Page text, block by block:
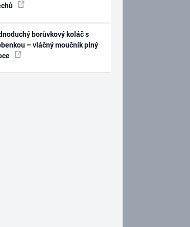
borůvkový koláč s
– vláčný moučník plný